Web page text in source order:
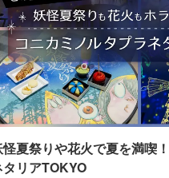
怪夏祭りや花火で夏を満喫
タリアTOKYO